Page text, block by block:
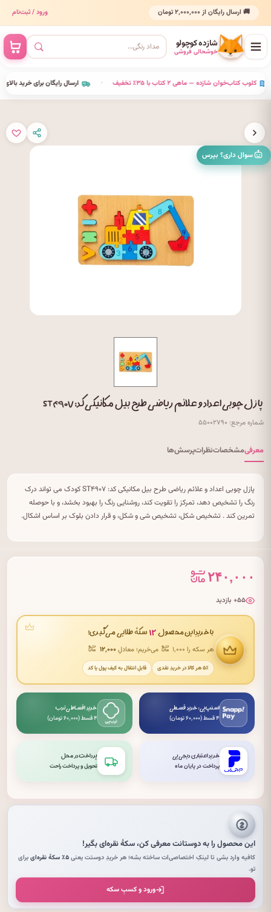
🚚 ارسال رایگان از ۲٬۰۰۰٬۰۰۰ تومان ورود / ثبت‌نام
شازده کوچولو
خوشحالی فروشی
ارسال رایگان برای خرید بالای • کلوب کتاب‌خوان شازده — ماهی ۲ کتاب با ۳۵٪ تخفیف •
سوال داری؟ بپرس
پازل چوبی اعداد و علائم ریاضی طرح بیل مکانیکی کد: ST۴۹۰۷
شماره مرجع: ۵۵۰۰۲۷۹۰
معرفیمشخصاتنظراتپرسش‌ها
پازل چوبی اعداد و علائم ریاضی طرح بیل مکانیکی کد: ST۴۹۰۷ کودک می تواند درک
رنگ را تشخیص دهد، تمرکز را تقویت کند، روشنایی رنگ را بهبود بخشد، و با حوصله
تمرین کند . تشخیص شکل، تشخیص شی و شکل، و قرار دادن بلوک بر اساس اشکال.
۲۴۰,۰۰۰
۵۵+ بازدید
با خریدِ این محصول ۱۲ سکهٔ طلایی می‌گیری!
هر سکه را ۱٬۰۰۰ می‌خریم؛ معادلِ۱۲٬۰۰۰
۵٪ هر کالا در خریدِ نقدی قابلِ انتقال به کیف پول یا کد
اسنپ‌پی: خرید قسطی
۴ قسط (۶۰٬۰۰۰ تومان)
خرید اقساطی ترب
۴ قسط (۶۰٬۰۰۰ تومان)
خرید اعتباری دیجی‌پی
پرداخت در پایان ماه
پرداخت در محل
تحویل و پرداخت راحت
این محصول را به دوستانت معرفی کن،سکهٔ نقره‌ایبگیر!
کافیه وارد بشی تا لینکِ اختصاصی‌ات ساخته بشه؛ هر خریدِ دوستت یعنی۵٪ سکهٔ نقره‌ای
برای
تو.
ورود و کسبِ سکه